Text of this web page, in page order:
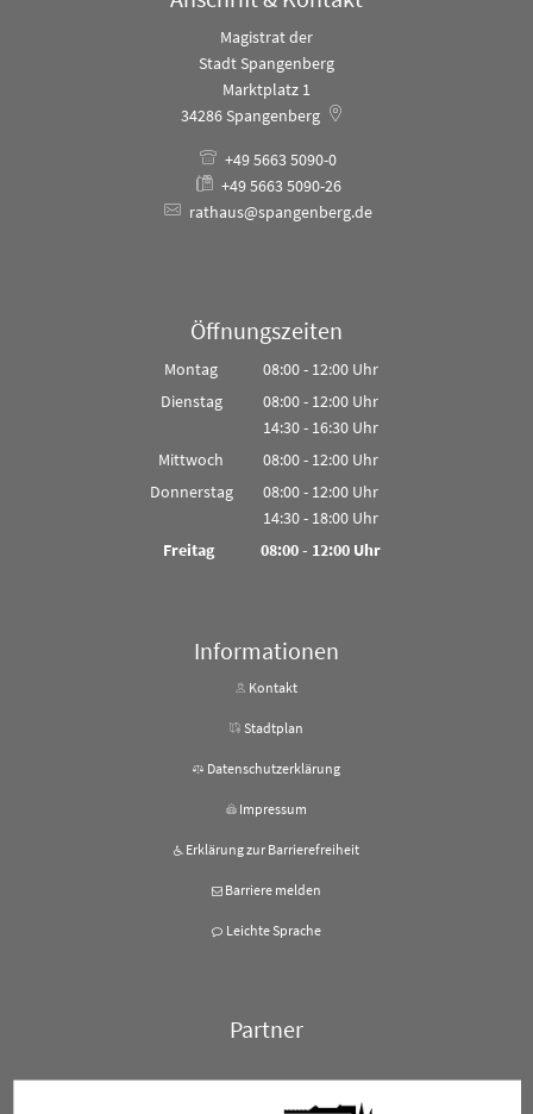
Magistrat der
Stadt Spangenberg
Marktplatz 1
34286 Spangenberg
+49 5663 5090-0
+49 5663 5090-26
rathaus@spangenberg.de
Öffnungszeiten
Montag 08:00- 12:00Uhr
Von 08:00 bis 12:00 Uhr
Dienstag 08:00- 12:00Uhr
Von 08:00 bis 12:00 Uhr
14:30- 16:30Uhr
Von 14:30 bis 16:30 Uhr
Mittwoch 08:00- 12:00Uhr
Von 08:00 bis 12:00 Uhr
Donnerstag 08:00- 12:00Uhr
Von 08:00 bis 12:00 Uhr
14:30- 18:00Uhr
Von 14:30 bis 18:00 Uhr
Freitag 08:00- 12:00Uhr
Informationen
Kontakt
Stadtplan
Datenschutzerklärung
Impressum
Erklärung zur Barrierefreiheit
Barriere melden
Leichte Sprache
Partner